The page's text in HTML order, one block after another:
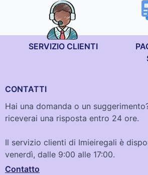
SERVIZIO CLIENTI
CONTATTI
Hai una domanda o un
riceverai una risposta entro 24 ore.
Il servizio clienti di Imieiregali è
venerdì, dalle 9:00 alle 17:00.
Contatto